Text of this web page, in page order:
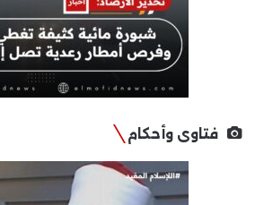
فتاوى وأحكام